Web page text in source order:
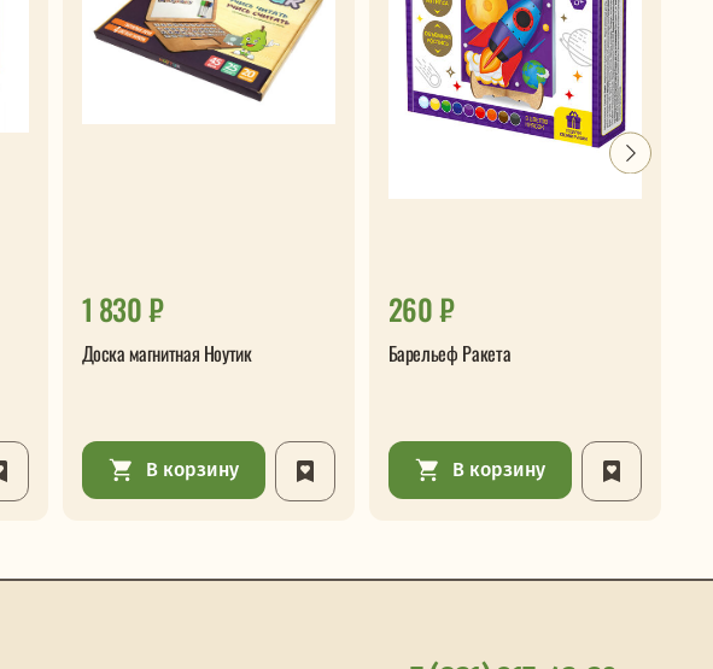
1 830 ₽
Доска магнитная Ноутик
В корзину
260 ₽
Барельеф Ракета
В корзину